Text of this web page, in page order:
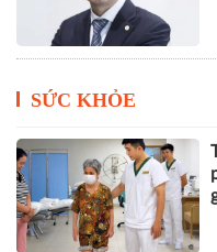
SỨC KHỎE